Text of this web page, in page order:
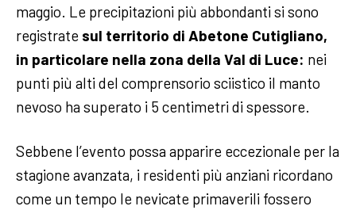
maggio. Le precipitazioni più abbondanti si sono
registrate sul territorio di Abetone Cutigliano,
in particolare nella zona della Val di Luce: nei
punti più alti del comprensorio sciistico il manto
nevoso ha superato i 5 centimetri di spessore.
Sebbene l’evento possa apparire eccezionale per la
stagione avanzata, i residenti più anziani ricordano
come un tempo le nevicate primaverili fossero